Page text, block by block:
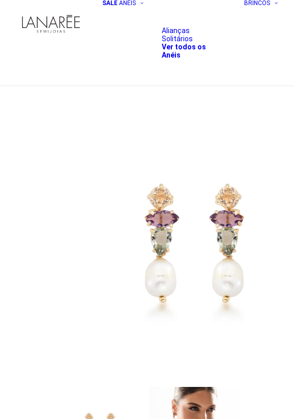
SALE ANÉIS
Alianças
Solitários
Ver todos os
Anéis
BRINCOS